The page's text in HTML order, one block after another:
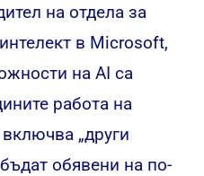
на отдела за
в Microsoft,
на AI са
работа на
„други
обявени на по-